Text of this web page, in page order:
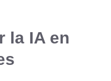
la IA en